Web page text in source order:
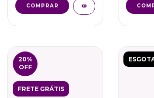
COMPRAR
20%
OFF
FRETE GRÁTIS